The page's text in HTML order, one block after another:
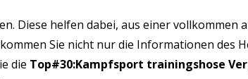
Diese helfen dabei, aus einer vollkommen
Sie nicht nur die Informationen des
die Top#30:Kampfsport trainingshose